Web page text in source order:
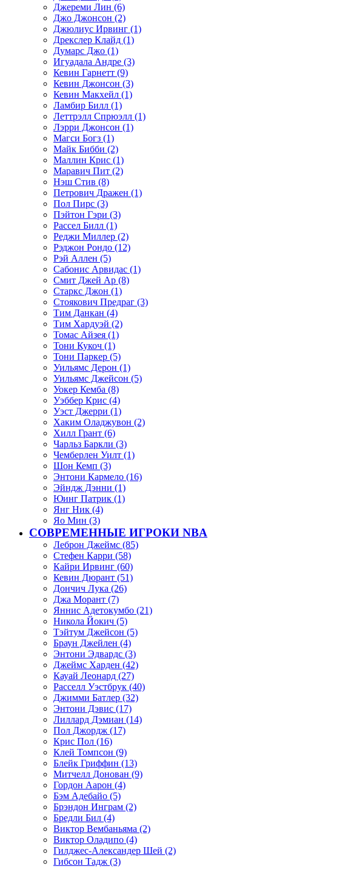
Джереми Лин (6)
Джо Джонсон (2)
Джюлиус Ирвинг (1)
Дрекслер Клайд (1)
Думарс Джо (1)
Игуадала Андре (3)
Кевин Гарнетт (9)
Кевин Джонсон (3)
Кевин Макхейл (1)
Ламбир Билл (1)
Леттрэлл Спрюэлл (1)
Лэрри Джонсон (1)
Магси Богз (1)
Майк Бибби (2)
Маллин Крис (1)
Маравич Пит (2)
Нэш Стив (8)
Петрович Дражен (1)
Пол Пирс (3)
Пэйтон Гэри (3)
Рассел Билл (1)
Реджи Миллер (2)
Рэджон Рондо (12)
Рэй Аллен (5)
Сабонис Арвидас (1)
Смит Джей Ар (8)
Старкс Джон (1)
Стоякович Предраг (3)
Тим Данкан (4)
Тим Хардуэй (2)
Томас Айзея (1)
Тони Кукоч (1)
Тони Паркер (5)
Уильямс Дерон (1)
Уильямс Джейсон (5)
Уокер Кемба (8)
Уэббер Крис (4)
Уэст Джерри (1)
Хаким Оладжувон (2)
Хилл Грант (6)
Чарльз Баркли (3)
Чемберлен Уилт (1)
Шон Кемп (3)
Энтони Кармело (16)
Эйндж Дэнни (1)
Юинг Патрик (1)
Янг Ник (4)
Яо Мин (3)
СОВРЕМЕННЫЕ ИГРОКИ NBA
Леброн Джеймс (85)
Стефен Карри (58)
Кайри Ирвинг (60)
Кевин Дюрант (51)
Дончич Лука (26)
Джа Морант (7)
Яннис Адетокумбо (21)
Никола Йокич (5)
Тэйтум Джейсон (5)
Браун Джейлен (4)
Энтони Эдвардс (3)
Джеймс Харден (42)
Кауай Леонард (27)
Расселл Уэстбрук (40)
Джимми Батлер (32)
Энтони Дэвис (17)
Лиллард Дэмиан (14)
Пол Джордж (17)
Крис Пол (16)
Клей Томпсон (9)
Блейк Гриффин (13)
Митчелл Донован (9)
Гордон Аарон (4)
Бэм Адебайо (5)
Брэндон Инграм (2)
Бредли Бил (4)
Виктор Вембаньяма (2)
Виктор Оладипо (4)
Гилджес-Александер Шей (2)
Гибсон Тадж (3)